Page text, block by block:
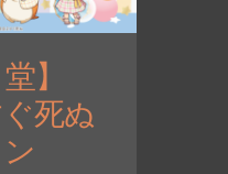
】
ぐ死ぬ